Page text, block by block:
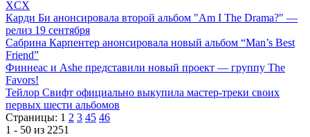
XCX
Карди Би анонсировала второй альбом "Am I The Drama?" —
релиз 19 сентября
Сабрина Карпентер анонсировала новый альбом “Man’s Best
Friend”
Финнеас и Ashe представили новый проект — группу The
Favors!
Тейлор Свифт официально выкупила мастер-треки своих
первых шести альбомов
Страницы: 1 2 3 45 46
1 - 50 из 2251